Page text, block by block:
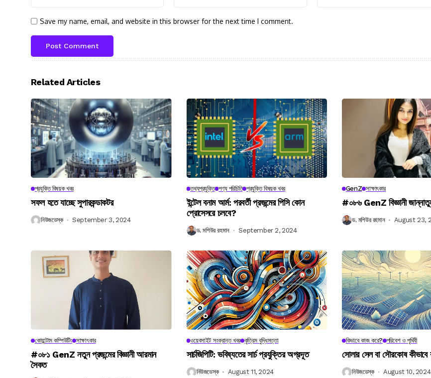
Save my name, email, and website in this browser for the next time I comment.
Related Articles
প্রযুক্তি বিষয়ক খবর
সফল হতে যাচ্ছে সুপারকন্ডাকটর
নিউজডেস্ক September 3, 2024
তথ্যপ্রযুক্তি পণ্য পরিচিতি প্রযুক্তি বিষয়ক খবর
ইন্টেল বনাম আর্ম: পরবর্তী প্রজন্মের পিসি কোন
প্রোসেসরে চলবে?
ড. মশিউর রহমান September 2, 2024
GenZ সাক্ষাৎকার
#০৮৬ GenZ বিজ্ঞানী
ড. মশিউর রহমান August 23,
কোয়ান্টাম কম্পিউটিং সাক্ষাৎকার
#০৮১ GenZ নতুন প্রজন্মের বিজ্ঞানী আরমান
সৈকত
ওয়েবসাইট সংক্রান্ত খবর কৃত্রিম বুদ্ধিমত্তা
সার্চজিপিটি: ভবিষ্যতের সার্চ প্রযুক্তির অগ্রদূত
নিউজডেস্ক August 11, 2024
কিভাবে কাজ করে? পরিবেশ ও পৃথিবী
সোলার সেল বা সৌরকোষ
নিউজডেস্ক August 10, 2024